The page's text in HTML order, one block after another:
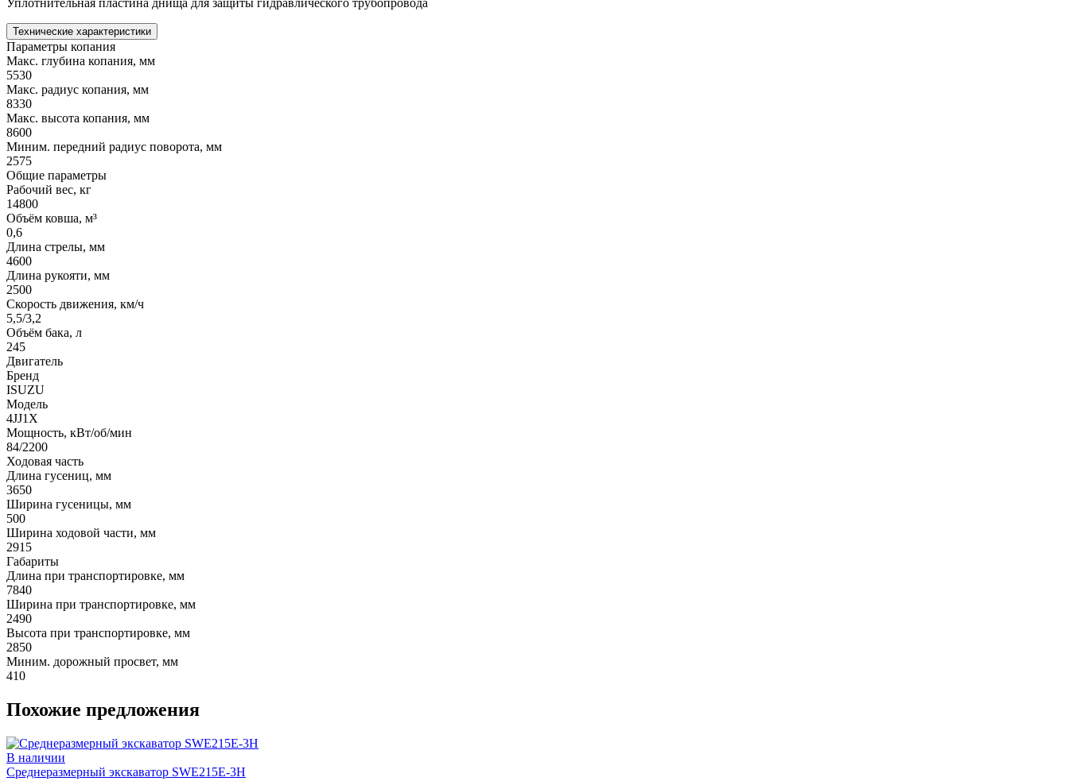
Уплотнительная пластина днища для защиты гидравлического трубопровода
Технические характеристики
Параметры копания
Макс. глубина копания, мм
5530
Макс. радиус копания, мм
8330
Макс. высота копания, мм
8600
Миним. передний радиус поворота, мм
2575
Общие параметры
Рабочий вес, кг
14800
Объём ковша, м³
0,6
Длина стрелы, мм
4600
Длина рукояти, мм
2500
Скорость движения, км/ч
5,5/3,2
Объём бака, л
245
Двигатель
Бренд
ISUZU
Модель
4JJ1X
Мощность, кВт/об/мин
84/2200
Ходовая часть
Длина гусениц, мм
3650
Ширина гусеницы, мм
500
Ширина ходовой части, мм
2915
Габариты
Длина при транспортировке, мм
7840
Ширина при транспортировке, мм
2490
Высота при транспортировке, мм
2850
Миним. дорожный просвет, мм
410
Похожие предложения
В наличии
Среднеразмерный экскаватор SWE215E-3H